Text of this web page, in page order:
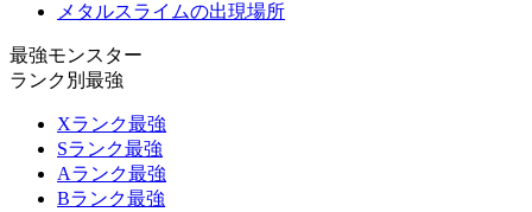
メタルスライムの出現場所
最強モンスター
ランク別最強
Xランク最強
Sランク最強
Aランク最強
Bランク最強